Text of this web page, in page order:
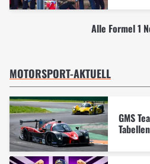
Alle Formel 1
MOTORSPORT-AKTUELL
GMS